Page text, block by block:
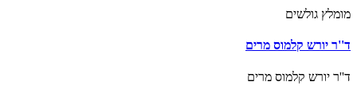
גולשים
יורש קלמוס מרים
יורש קלמוס מרים